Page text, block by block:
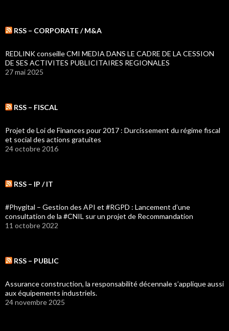
RSS – CORPORATE / M&A
REDLINK conseille CMI MEDIA DANS LE CADRE DE LA CESSION
DE SES ACTIVITES PUBLICITAIRES REGIONALES
27 mai 2025
RSS – FISCAL
Projet de Loi de Finances pour 2017 : Durcissement du régime fiscal
et social des actions gratuites
24 octobre 2016
RSS – IP / IT
#Phygital – Gestion des API et #RGPD : Lancement d’une
consultation de la #CNIL sur un projet de Recommandation
11 octobre 2022
RSS – PUBLIC
Assurance construction, la responsabilité décennale s’applique aussi
aux équipements industriels.
24 novembre 2025